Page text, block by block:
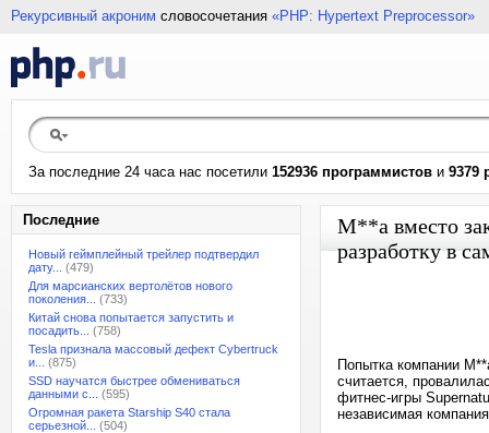
Рекурсивный акроним словосочетания «PHP: Hypertext Preprocessor»
За последние 24 часа нас посетили 152936 программистов и 9379
Последние
Новый геймплейный трейлер подтвердил
дату...
(479)
Для марсианских вертолётов нового
поколения...
(733)
Китай снова попытается запустить и
посадить...
(758)
Tesla признала массовый дефект Cybertruck
и...
(875)
SSD научатся быстрее обмениваться
данными с...
(595)
Огромная ракета Starship S40 стала
серьезной...
(504)
M**a вместо
разработку в
Попытка компании
считается,
фитнес-игры
независимая